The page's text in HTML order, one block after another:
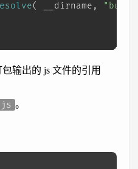
( __dirname,
输出的 js 文件的引用
。